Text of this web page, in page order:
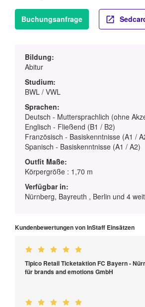
Buchungsanfrage
Bildung:
Abitur
Studium:
BWL / VWL
Sprachen:
Deutsch - Muttersprachlich (ohne
Englisch - Fließend (B1 / B2)
Französisch - Basiskenntnisse (A1 /
Spanisch - Basiskenntnisse (A1 / A2)
Outfit Maße:
Körpergröße : 1,70 m
Verfügbar in:
Nürnberg, Bayreuth , Berlin und 4
Kundenbewertungen von InStaff Einsätzen
Tipico Retail Ticketaktion FC Bayern -
für brands and emotions GmbH